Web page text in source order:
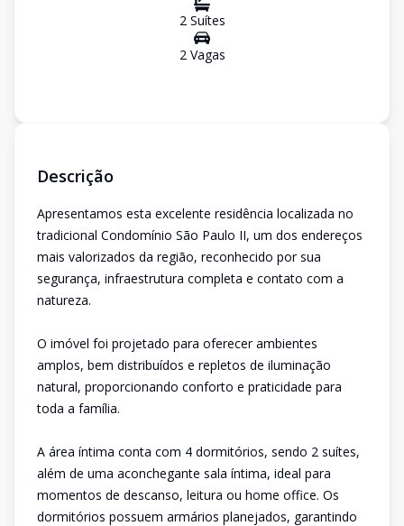
2Suítes
2Vagas
Descrição
Apresentamos esta excelente residência localizada no
tradicional Condomínio São Paulo II, um dos endereços
mais valorizados da região, reconhecido por sua
segurança, infraestrutura completa e contato com a
natureza.
O imóvel foi projetado para oferecer ambientes
amplos, bem distribuídos e repletos de iluminação
natural, proporcionando conforto e praticidade para
toda a família.
A área íntima conta com 4 dormitórios, sendo 2 suítes,
além de uma aconchegante sala íntima, ideal para
momentos de descanso, leitura ou home office. Os
dormitórios possuem armários planejados, garantindo